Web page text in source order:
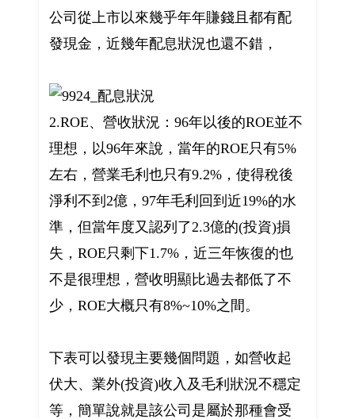
公司從上市以來幾乎年年賺錢且都有配
發現金，近幾年配息狀況也還不錯，
2.ROE、營收狀況：96年以後的ROE並不
理想，以96年來說，當年的ROE只有5%
左右，營業毛利也只有9.2%，使得稅後
淨利不到2億，97年毛利回到近19%的水
準，但當年度又認列了2.3億的(投資)損
失，ROE只剩下1.7%，近三年恢復的也
不是很理想，營收明顯比過去都低了不
少，ROE大概只有8%~10%之間。
下表可以發現主要幾個問題，如營收起
伏大、業外(投資)收入及毛利狀況不穩定
等，簡單說就是該公司是屬於那種會受